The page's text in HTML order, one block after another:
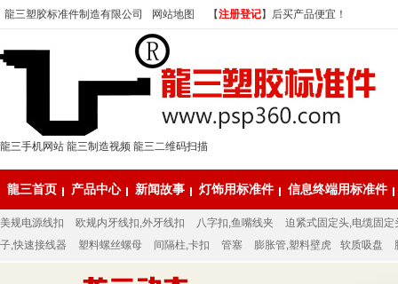
龍三塑胶标准件制造有限公司 网站地图 【注册登记】后买产品便宜！
龍三手机网站 龍三制造视频 龍三二维码扫描
龍三首页 产品中心 新闻故事 灯饰用标准件 信息终端用标准件
美规电源线扣 欧规内牙线扣,外牙线扣 八字扣,鱼嘴线夹
迫紧式固定头,电缆固定
子,快速接线器
塑料螺丝螺母 间隔柱,卡扣 管塞 膨胀管,塑料壁虎 软质吸盘